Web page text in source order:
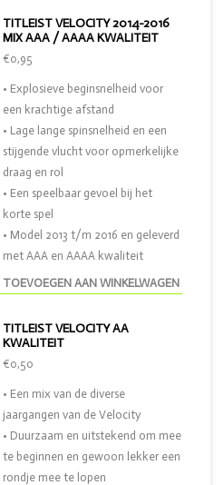
TITLEIST VELOCITY 2014-2016
MIX AAA / AAAA KWALITEIT
TOEVOEGEN AAN WINKELWAGEN
€0,95
• Explosieve beginsnelheid voor
een krachtige afstand
• Lage lange spinsnelheid en een
stijgende vlucht voor opmerkelijke
draag en rol
• Een speelbaar gevoel bij het
korte spel
• Model 2013 t/m 2016 en geleverd
met AAA en AAAA kwaliteit
TITLEIST VELOCITY AA
KWALITEIT
€0,50
• Een mix van de diverse
jaargangen van de Velocity
• Duurzaam en uitstekend om mee
te beginnen en gewoon lekker een
rondje mee te lopen